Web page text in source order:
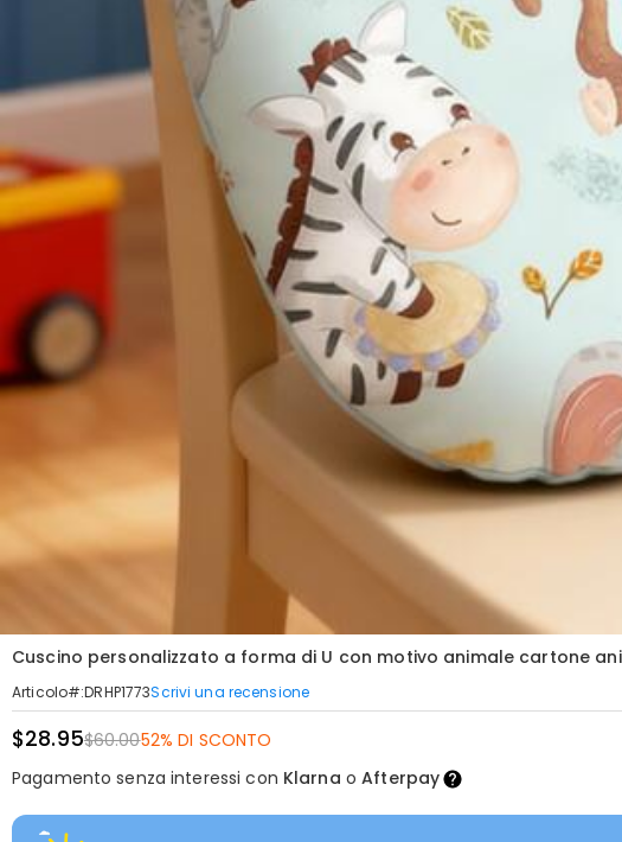
Cuscino personalizzato a forma di U con motivo animale cartone
Articolo#:DRHP1773Scrivi una recensione
$28.95$60.0052% DI SCONTO
Pagamento senza interessi con Klarna oAfterpay